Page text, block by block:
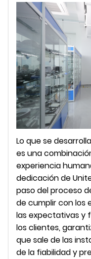
Lo que se
es una
experiencia
dedicación de
paso del proceso
de cumplir con los
las expectativas y
los clientes,
que sale de las
de la fiabilidad y